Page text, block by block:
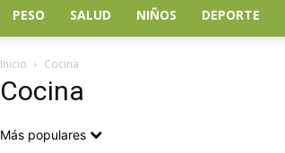
PESO SALUD NIÑOS DEPORTE
Inicio Cocina
Cocina
Más populares